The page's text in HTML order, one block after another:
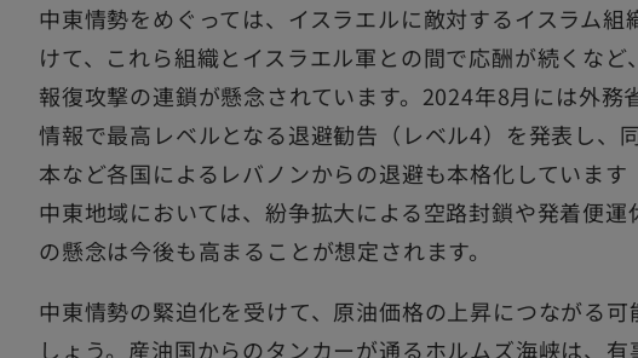
中東情勢をめぐっては、イスラエルに敵対するイスラム組
けて、これら組織とイスラエル軍との間で応酬が続くなど
報復攻撃の連鎖が懸念されています。2024年8月には外務
情報で最高レベルとなる退避勧告（レベル4）を発表し、
本など各国によるレバノンからの退避も本格化しています
中東地域においては、紛争拡大による空路封鎖や発着便
の懸念は今後も高まることが想定されます。
中東情勢の緊迫化を受けて、原油価格の上昇につながる
しょう。産油国からのタンカーが通るホルムズ海峡は、